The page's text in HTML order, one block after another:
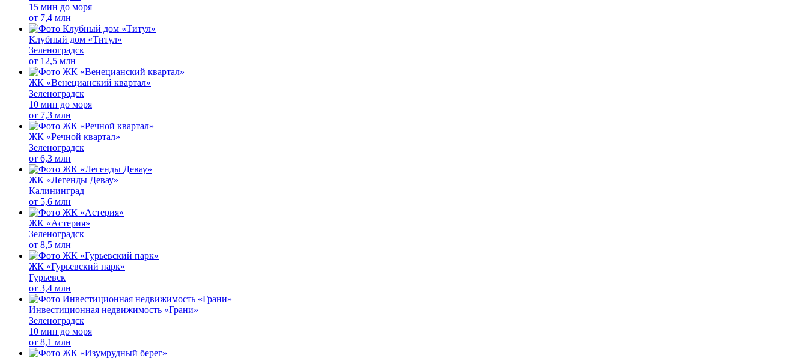
15 мин до моря
от 7,4 млн
Клубный дом «Титул»
Зеленоградск
от 12,5 млн
ЖК «Венецианский квартал»
Зеленоградск
10 мин до моря
от 7,3 млн
ЖК «Речной квартал»
Зеленоградск
от 6,3 млн
ЖК «Легенды Девау»
Калининград
от 5,6 млн
ЖК «Астерия»
Зеленоградск
от 8,5 млн
ЖК «Гурьевский парк»
Гурьевск
от 3,4 млн
Инвестиционная недвижимость «Грани»
Зеленоградск
10 мин до моря
от 8,1 млн